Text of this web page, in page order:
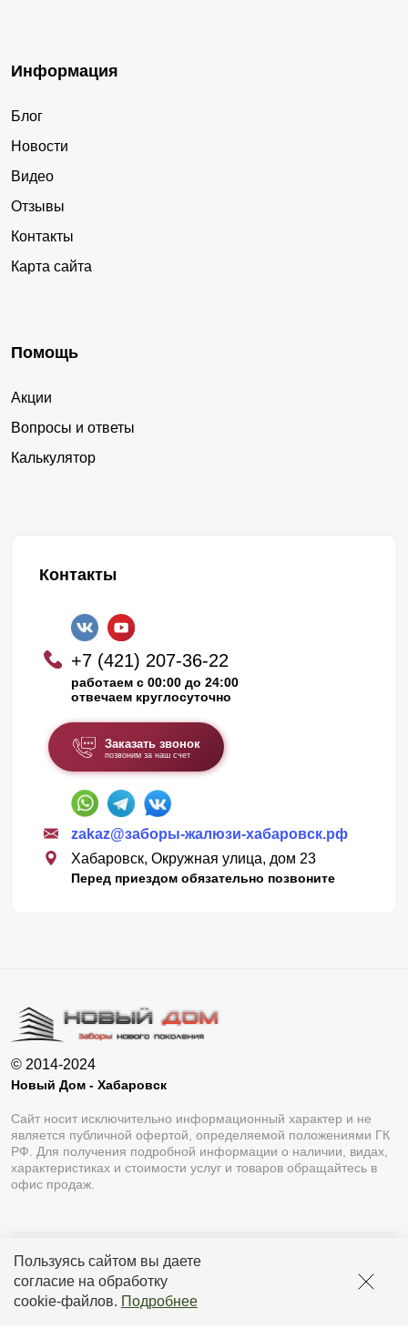
Пользуясь сайтом вы даете
согласие на обработку
cookie-файлов. Подробнее
Информация
Блог
Новости
Видео
Отзывы
Контакты
Карта сайта
Помощь
Акции
Вопросы и ответы
Калькулятор
Контакты
+7 (421) 207-36-22
работаем с 00:00 до 24:00
отвечаем круглосуточно
Заказать звонок
позвоним за наш счет
zakaz@заборы-жалюзи-хабаровск.рф
Хабаровск, Окружная улица, дом 23
Перед приездом обязательно позвоните
© 2014-2024
Новый Дом - Хабаровск
Сайт носит исключительно информационный характер и не
является публичной офертой, определяемой положениями ГК
РФ. Для получения подробной информации о наличии, видах,
характеристиках и стоимости услуг и товаров обращайтесь в
офис продаж.
Разработка сайтаLukevium
Политика конфиденциальности